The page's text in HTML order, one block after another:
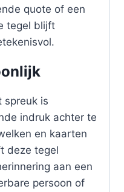
quote of een
tegel blijft
spreuk is
indruk achter te
en kaarten
deze tegel
aan een
persoon of